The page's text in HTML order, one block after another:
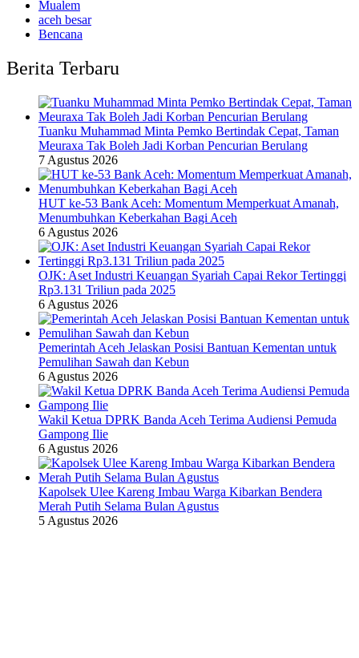
Mualem
aceh besar
Bencana
Berita Terbaru
Tuanku Muhammad Minta Pemko Bertindak Cepat, Taman
Meuraxa Tak Boleh Jadi Korban Pencurian Berulang
7 Agustus 2026
HUT ke-53 Bank Aceh: Momentum Memperkuat Amanah,
Menumbuhkan Keberkahan Bagi Aceh
6 Agustus 2026
OJK: Aset Industri Keuangan Syariah Capai Rekor Tertinggi
Rp3.131 Triliun pada 2025
6 Agustus 2026
Pemerintah Aceh Jelaskan Posisi Bantuan Kementan untuk
Pemulihan Sawah dan Kebun
6 Agustus 2026
Wakil Ketua DPRK Banda Aceh Terima Audiensi Pemuda
Gampong Ilie
6 Agustus 2026
Kapolsek Ulee Kareng Imbau Warga Kibarkan Bendera
Merah Putih Selama Bulan Agustus
5 Agustus 2026